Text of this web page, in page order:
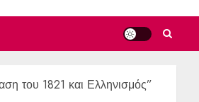
του 1821 και Ελληνισμός”